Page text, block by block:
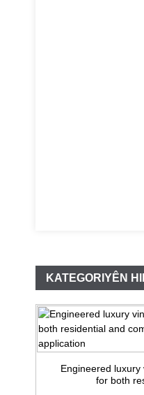
KATEGORIYÊN
Engineered luxury
for both